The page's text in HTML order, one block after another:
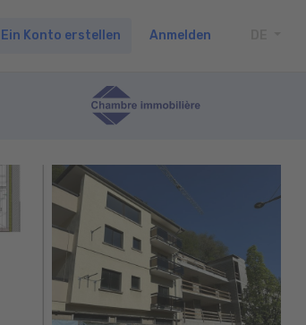
Ein Konto erstellen Anmelden